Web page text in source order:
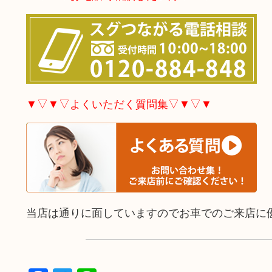
▼▽▼▽よくいただく質問集▽▼▽▼
当店は通りに面していますのでお車でのご来店に